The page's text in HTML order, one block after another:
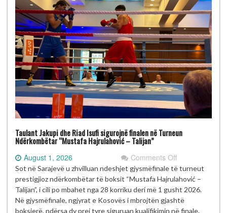
Taulant Jakupi dhe Riad Isufi sigurojnë finalen në Turneun
Ndërkombëtar “Mustafa Hajrulahović – Talijan”
August 1, 2026 Comments Offon
Taulant
Jakupi
dhe
Riad
Isufi
Sot në Sarajevë u zhvilluan ndeshjet gjysmëfinale të turneut
prestigjioz ndërkombëtar të boksit “Mustafa Hajrulahović –
Talijan”, i cili po mbahet nga 28 korriku deri më 1 gusht 2026.
Në gjysmëfinale, ngjyrat e Kosovës i mbrojtën gjashtë
boksierë, ndërsa dy prej tyre siguruan kualifikimin në finale.